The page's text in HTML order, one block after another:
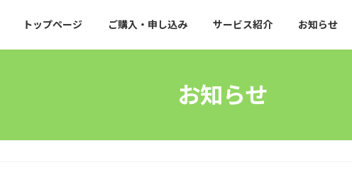
トップページ ご購入・申し込み サービス紹介 お知らせ
お知らせ